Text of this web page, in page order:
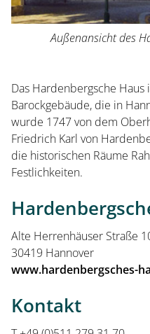
Besuch planen
Kleines Fest im
Museum Schloss
Veranstaltungen
Außenansicht des
Das Hardenbergsche
Barockgebäude, die in
wurde 1747 von dem
Friedrich Karl von
die historischen Räume
Festlichkeiten.
Alte Herrenhäuser Straße
30419 Hannover
www.hardenbergsches-
Kontakt